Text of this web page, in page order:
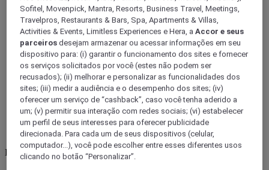
Brasil
Sofitel, Movenpick, Mantra, Resorts, Business Travel, Meetings,
Travelpros, Restaurants & Bars, Spa, Apartments & Villas,
Activities & Events, Limitless Experiences e Hera, aAccor e seus
parceiros desejam armazenar ou acessar informações em seu
dispositivo para: (i) garantir o funcionamento dos sites e fornecer
os serviços solicitados por você (estes não podem ser
recusados); (ii) melhorar e personalizar as funcionalidades dos
sites; (iii) medir a audiência e o desempenho dos sites; (iv)
oferecer um serviço de “cashback”, caso você tenha aderido a
um; (v) permitir sua interação com redes sociais; (vi) estabelecer
um perfil de seus interesses para oferecer publicidade
direcionada. Para cada um de seus dispositivos (celular,
computador...), você pode escolher entre esses diferentes usos
clicando no botão “Personalizar”.